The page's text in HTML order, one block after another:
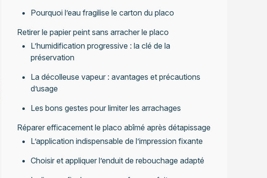
Pourquoi l’eau fragilise le carton du placo
Retirer le papier peint sans arracher le placo
L’humidification progressive : la clé de la
préservation
La décolleuse vapeur : avantages et précautions
d’usage
Les bons gestes pour limiter les arrachages
Réparer efficacement le placo abîmé après détapissage
L’application indispensable de l’impression fixante
Choisir et appliquer l’enduit de rebouchage adapté